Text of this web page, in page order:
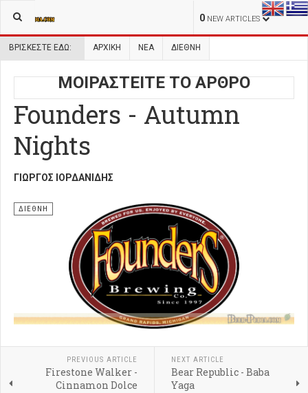
0 NEW ARTICLES
ΒΡΊΣΚΕΣΤΕ ΕΔΏ: ΑΡΧΙΚΉ ΝΕΑ ΔΙΕΘΝΗ
ΜΟΙΡΑΣΤΕΙΤΕ ΤΟ ΑΡΘΡΟ
Founders - Autumn
Nights
ΓΙΏΡΓΟΣ ΙΟΡΔΑΝΊΔΗΣ
ΔΙΕΘΝΗ
PREVIOUS ARTICLE
Firestone Walker -
Cinnamon Dolce
NEXT ARTICLE
Bear Republic - Baba
Yaga